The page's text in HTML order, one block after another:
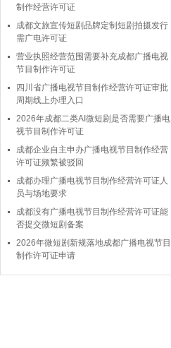
制作经营许可证
成都文旅宣传短剧品牌定制短剧拍摄发行
需广电许可证
营业执照经营范围需要补充成都广播电视
节目制作许可证
四川省广播电视节目制作经营许可证审批
周期线上办理入口
2026年成都二类AI微短剧是否需要广播电
视节目制作许可证
成都企业自主申办广播电视节目制作经营
许可证频繁被驳回
成都办理广播电视节目制作经营许可证人
员与场地要求
成都没有广播电视节目制作经营许可证能
否提交微短剧备案
2026年微短剧新规落地成都广播电视节目
制作许可证申请